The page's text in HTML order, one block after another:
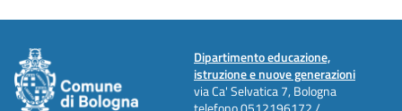
Dipartimento educazione,
istruzione e nuove generazioni
via Ca' Selvatica 7, Bologna